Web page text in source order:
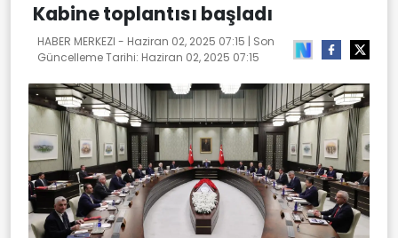
Kabine toplantısı başladı
HABER MERKEZI - Haziran 02, 2025 07:15 | Son
Güncelleme Tarihi: Haziran 02, 2025 07:15